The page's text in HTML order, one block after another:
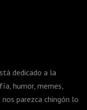
dedicado a la
humor, memes,
parezca chingón lo